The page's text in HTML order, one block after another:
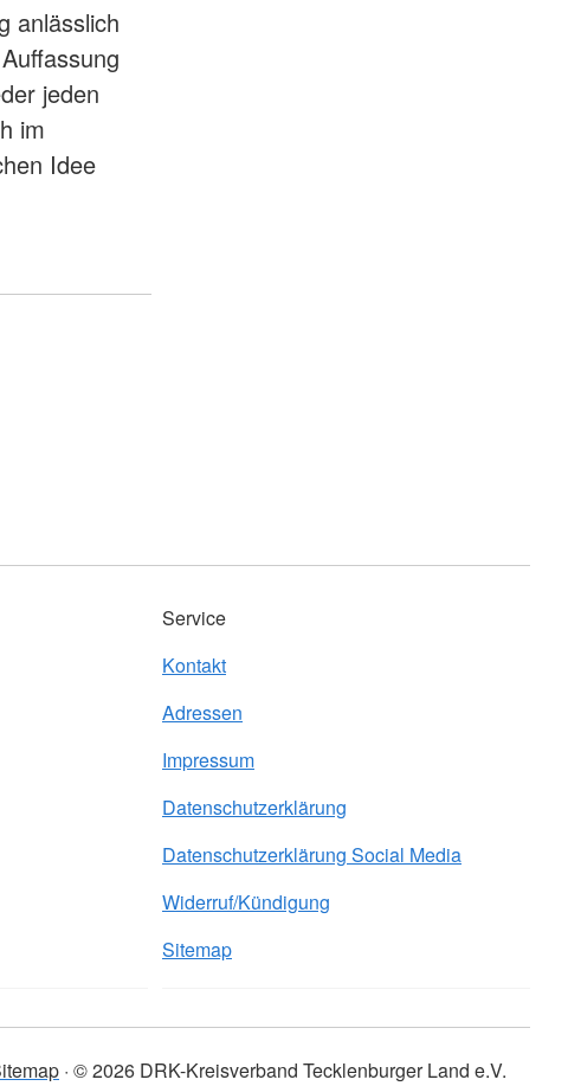
anlässlich
jeden
im
Idee
Service
Kontakt
Adressen
Impressum
Datenschutzerklärung
Datenschutzerklärung Social Media
Widerruf/Kündigung
Sitemap
© 2026 DRK-Kreisverband Tecklenburger Land e.V.